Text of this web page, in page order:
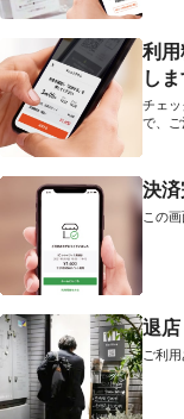
利
し
チェ
で、ご
決
この
退店
ご利